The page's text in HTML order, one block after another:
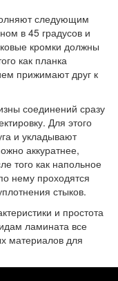
следующим
в 45 градусов и
кромки должны
как планка
прижимают друг к
соединений сразу
Для этого
и укладывают
аккуратнее,
того как напольное
нему проходятся
стыков.
и простота
ламината все
материалов для